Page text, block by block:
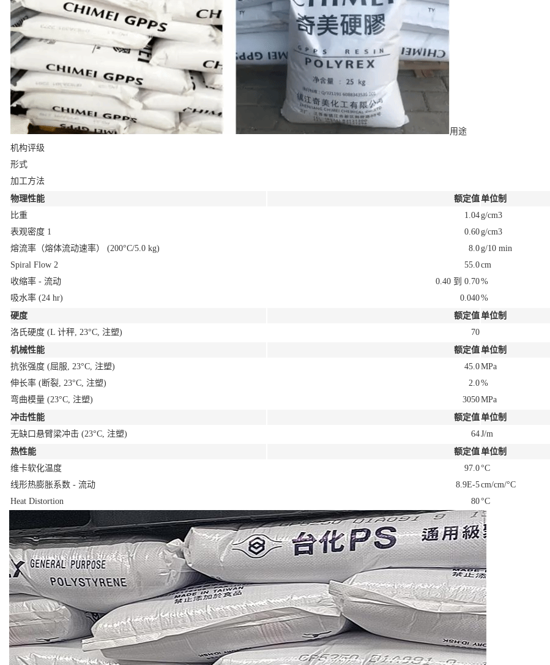
用途
机构评级
形式
加工方法
物理性能
额定值单位制
比重
1.04g/cm3
表观密度 1 0.60g/cm3
熔流率（熔体流动速率） (200°C/5.0 kg) 8.0g/10 min
Spiral Flow 2 55.0cm
收缩率 - 流动
0.40 到 0.70%
吸水率 (24 hr) 0.040%
硬度
额定值单位制
洛氏硬度 (L 计秤, 23°C, 注塑) 70
机械性能
额定值单位制
抗张强度 (屈服, 23°C, 注塑) 45.0MPa
伸长率 (断裂, 23°C, 注塑) 2.0%
弯曲模量 (23°C, 注塑) 3050MPa
冲击性能
额定值单位制
无缺口悬臂梁冲击 (23°C, 注塑) 64J/m
热性能
额定值单位制
维卡软化温度
97.0°C
线形热膨胀系数 - 流动
8.9E-5cm/cm/°C
Heat Distortion
80°C